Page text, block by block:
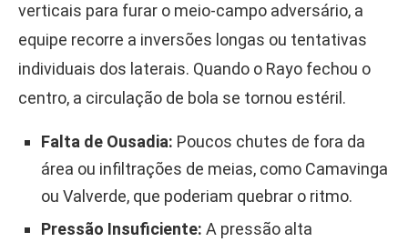
verticais para furar o meio-campo adversário, a
equipe recorre a inversões longas ou tentativas
individuais dos laterais. Quando o Rayo fechou o
centro, a circulação de bola se tornou estéril.
Falta de Ousadia: Poucos chutes de fora da
área ou infiltrações de meias, como Camavinga
ou Valverde, que poderiam quebrar o ritmo.
Pressão Insuficiente: A pressão alta